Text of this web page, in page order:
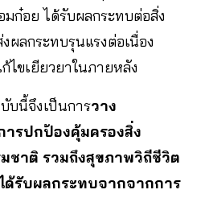
มก๋อย ได้รับผลกระทบต่อสิ่ง
ผลกระทบรุนแรงต่อเนื่อง
ไขเยียวยาในภายหลัง
บนี้จึงเป็นการวาง
รปกป้องคุ้มครองสิ่ง
ชาติ รวมถึงสุขภาพวิถีชีวิต
ด้รับผลกระทบจากจากการ